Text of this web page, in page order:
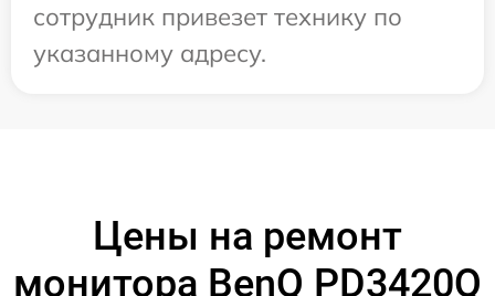
сотрудник привезет технику по
указанному адресу.
Цены на ремонт
монитора BenQ PD3420Q